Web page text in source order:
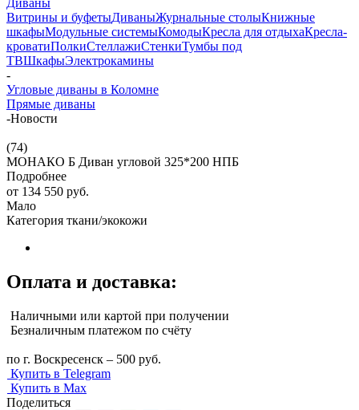
Витрины и буфетыДиваныЖурнальные столыКнижные
шкафыМодульные системыКомодыКресла для отдыхаКресла-
кроватиПолкиСтеллажиСтенкиТумбы под
ТВШкафыЭлектрокамины
-
Угловые диваны в Коломне
Прямые диваны
-Новости
(74)
МОНАКО Б Диван угловой 325*200 НПБ
Подробнее
от 134 550 руб.
Мало
Категория ткани/экокожи
Оплата и доставка:
Наличными или картой при получении
Безналичным платежом по счёту
по г. Воскресенск – 500 руб.
Купить в Telegram
Купить в Max
Поделиться